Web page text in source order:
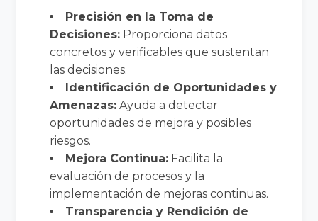
Precisión en la Toma de
Decisiones: Proporciona datos
concretos y verificables que sustentan
las decisiones.
Identificación de Oportunidades y
Amenazas: Ayuda a detectar
oportunidades de mejora y posibles
riesgos.
Mejora Continua: Facilita la
evaluación de procesos y la
implementación de mejoras continuas.
Transparencia y Rendición de